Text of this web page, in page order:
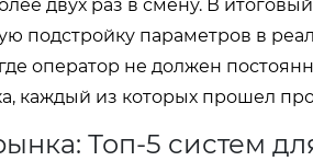
двух раз в смену. В
подстройку параметров в
оператор не должен
каждый из которых прошел
Топ-5 систем